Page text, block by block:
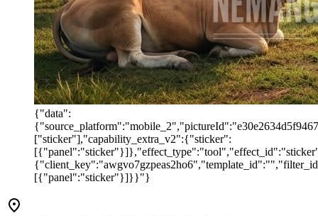
{"data":
["sticker"],"capability_extra_v2":{"sticker":
[{"panel":"sticker"}]}}"}